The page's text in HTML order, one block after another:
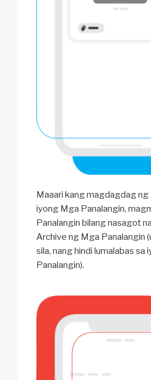
Maaari kang magdagdag
iyong Mga Panalangin,
Panalangin bilang nasagot
Archive ng Mga Panalangin
sila, nang hindi lumalabas sa
Panalangin).